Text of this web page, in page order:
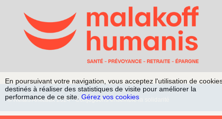
© Relais Amicaux 2024 - Conjuguons ensemble la solidarité
En poursuivant votre navigation, vous acceptez l'utilisation de
destinés à réaliser des statistiques de visite pour améliorer la
performance de ce site. Gérez vos cookies